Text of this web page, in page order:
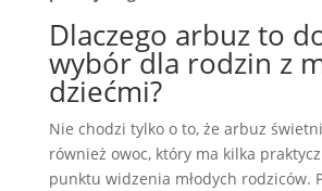
Dlaczego arbuz to
wybór dla rodzin z
dziećmi?
Nie chodzi tylko o to, że arbuz
również owoc, który ma kilka
punktu widzenia młodych rodziców.